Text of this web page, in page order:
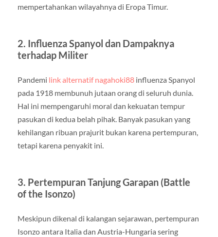
mempertahankan wilayahnya di Eropa Timur.
2. Influenza Spanyol dan Dampaknya
terhadap Militer
Pandemi link alternatif nagahoki88influenza Spanyol
pada 1918 membunuh jutaan orang di seluruh dunia.
Hal ini mempengaruhi moral dan kekuatan tempur
pasukan di kedua belah pihak. Banyak pasukan yang
kehilangan ribuan prajurit bukan karena pertempuran,
tetapi karena penyakit ini.
3. Pertempuran Tanjung Garapan (Battle
of the Isonzo)
Meskipun dikenal di kalangan sejarawan, pertempuran
Isonzo antara Italia dan Austria-Hungaria sering